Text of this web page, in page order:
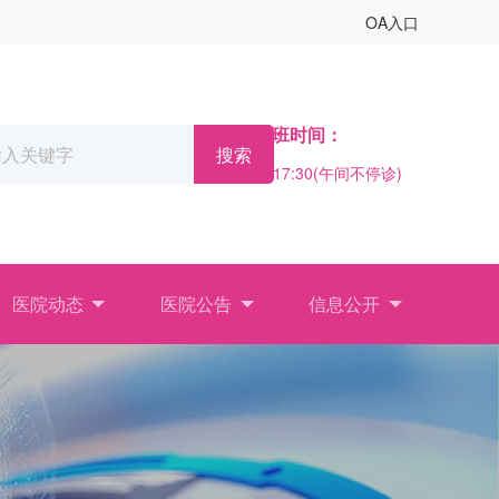
OA入口
搜索
门诊上班时间：
08:00 - 17:30(午间不停诊)
医院动态 医院公告 信息公开